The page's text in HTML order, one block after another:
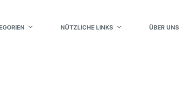
NÜTZLICHE LINKS ÜBER UNS